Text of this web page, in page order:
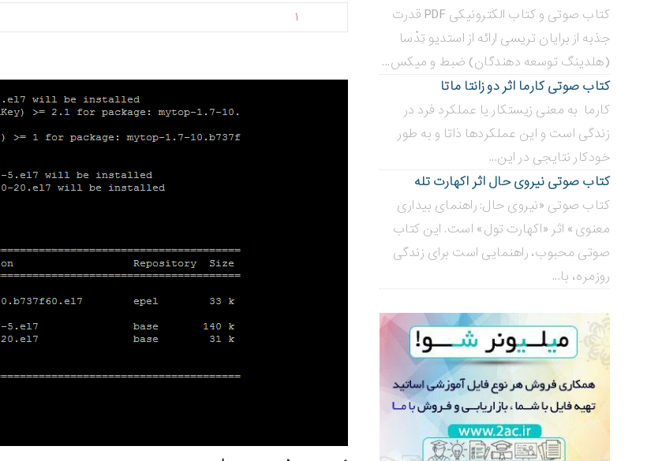
۱
کتاب صوتی و کتاب الکترونیکی PDF قدرت
جذبه از برایان تریسی ارائه از استدیو تِدْسا
(هلدینگ توسعه دهندگان) ضبط و میکس...
کتاب صوتی کارما اثر دو زانتا ماتا
کارما به معنی زیستکار یا عملکرد فرد در
زندگی است و این عملکردها ذاتا و به طور
خودکار نتایجی در این...
کتاب صوتی نیروی حال اثر اکهارت تله
کتاب صوتی «نیروی حال: راهنمای بیداری
معنوی» اثر «اکهارت تول» است. این کتاب
صوتی محبوب، راهنمایی است برای زندگی
روزمره، با...